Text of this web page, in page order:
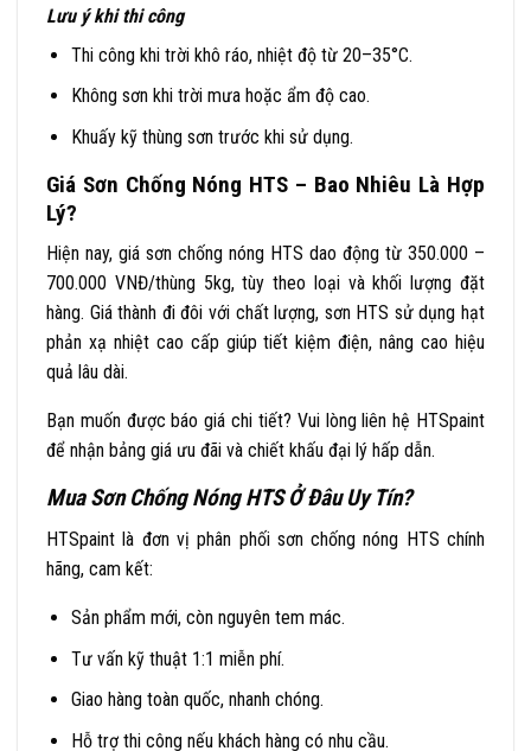
Lưu ý khi thi công
Thi công khi trời khô ráo, nhiệt độ từ 20–35°C.
Không sơn khi trời mưa hoặc ẩm độ cao.
Khuấy kỹ thùng sơn trước khi sử dụng.
Giá Sơn Chống Nóng HTS – Bao Nhiêu Là Hợp
Lý?
Hiện nay, giá sơn chống nóng HTS dao động từ 350.000 –
700.000 VNĐ/thùng 5kg, tùy theo loại và khối lượng đặt
hàng. Giá thành đi đôi với chất lượng, sơn HTS sử dụng hạt
phản xạ nhiệt cao cấp giúp tiết kiệm điện, nâng cao hiệu
quả lâu dài.
Bạn muốn được báo giá chi tiết? Vui lòng liên hệ HTSpaint
để nhận bảng giá ưu đãi và chiết khấu đại lý hấp dẫn.
Mua Sơn Chống Nóng HTS Ở Đâu Uy Tín?
HTSpaint là đơn vị phân phối sơn chống nóng HTS chính
hãng, cam kết:
Sản phẩm mới, còn nguyên tem mác.
Tư vấn kỹ thuật 1:1 miễn phí.
Giao hàng toàn quốc, nhanh chóng.
Hỗ trợ thi công nếu khách hàng có nhu cầu.